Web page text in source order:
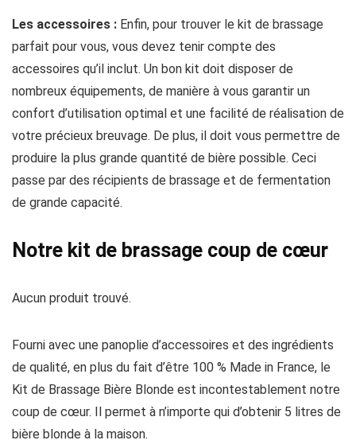
Les accessoires : Enfin, pour trouver le kit de brassage
parfait pour vous, vous devez tenir compte des
accessoires qu’il inclut. Un bon kit doit disposer de
nombreux équipements, de manière à vous garantir un
confort d’utilisation optimal et une facilité de réalisation de
votre précieux breuvage. De plus, il doit vous permettre de
produire la plus grande quantité de bière possible. Ceci
passe par des récipients de brassage et de fermentation
de grande capacité.
Notre kit de brassage coup de cœur
Aucun produit trouvé.
Fourni avec une panoplie d’accessoires et des ingrédients
de qualité, en plus du fait d’être 100 % Made in France, le
Kit de Brassage Bière Blonde est incontestablement notre
coup de cœur. Il permet à n’importe qui d’obtenir 5 litres de
bière blonde à la maison.